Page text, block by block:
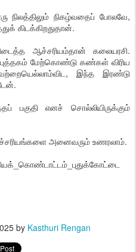
நிகழ்வதைப் போலவே,
கிடக்கிறதுதான்.
ஆச்சரியம்தான் கலையரசி.
மேற்கொண்டு கண்கள் விரிய
இந்த இரண்டு
பகுதி எனச் சொல்லியிருக்கும்
அனைவரும் உணரலாம்.
by Kasthuri Rengan